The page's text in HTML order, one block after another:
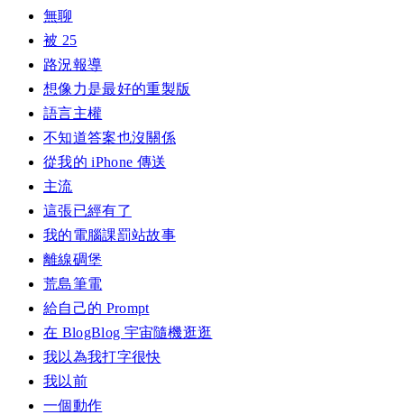
無聊
被 25
路況報導
想像力是最好的重製版
語言主權
不知道答案也沒關係
從我的 iPhone 傳送
主流
這張已經有了
我的電腦課罰站故事
離線碉堡
荒島筆電
給自己的 Prompt
在 BlogBlog 宇宙隨機逛逛
我以為我打字很快
我以前
一個動作